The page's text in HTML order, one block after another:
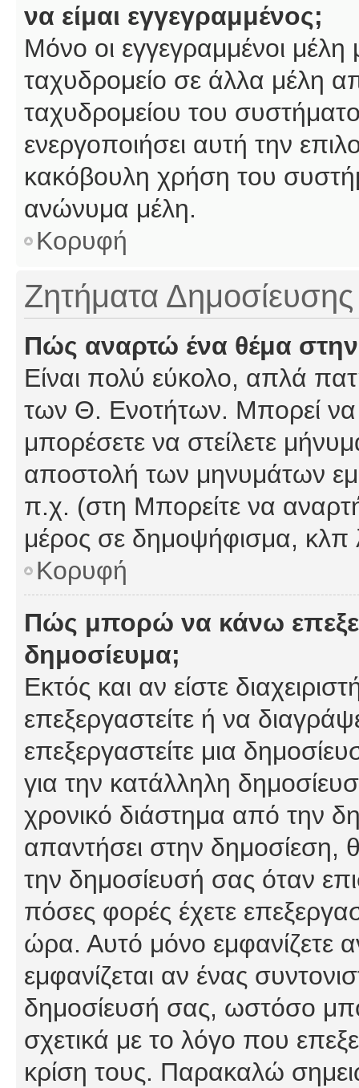
να είμαι εγγεγραμμένος;
Μόνο οι εγγεγραμμένοι
ταχυδρομείο σε άλλα μέλη
ταχυδρομείου του
ενεργοποιήσει αυτή την
κακόβουλη χρήση του
ανώνυμα μέλη.
Κορυφή
Ζητήματα Δημοσίευσης
Πώς αναρτώ ένα θέμα
Είναι πολύ εύκολο, απλά
των Θ. Ενοτήτων. Μπορεί να
μπορέσετε να στείλετε
αποστολή των μηνυμάτων
π.χ. (στη Μπορείτε να
μέρος σε δημοψήφισμα, κλπ
Κορυφή
Πώς μπορώ να κάνω
δημοσίευμα;
Εκτός και αν είστε
επεξεργαστείτε ή να
επεξεργαστείτε μια
για την κατάλληλη
χρονικό διάστημα από την
απαντήσει στην δημοσίεση,
την δημοσίευσή σας όταν
πόσες φορές έχετε
ώρα. Αυτό μόνο εμφανίζετε
εμφανίζεται αν ένας
δημοσίευσή σας, ωστόσο
σχετικά με το λόγο που
κρίση τους. Παρακαλώ